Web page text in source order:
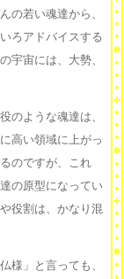
の若い魂達から、
ろアドバイスする
宇宙には、大勢、
のような魂達は、
高い領域に上がっ
のですが、これ
の原型になってい
役割は、かなり混
様」と言っても、